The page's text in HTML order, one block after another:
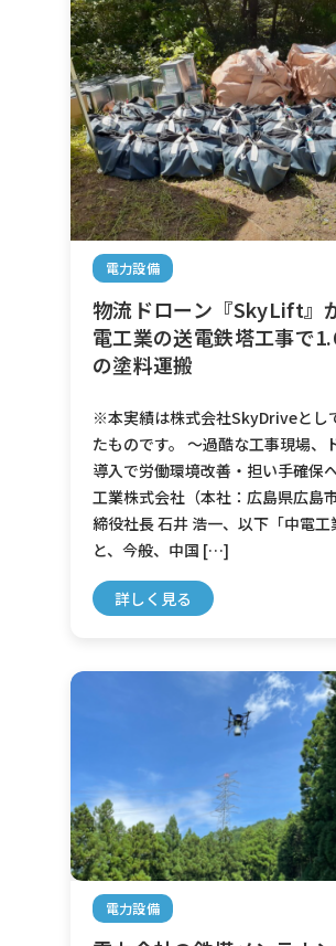
電力設備
物流ドローン『SkyLift』
電工業の送電鉄塔工事で
の塗料運搬
※本実績は株式会社SkyDriveとし
たものです。 ～過酷な工事現場、
導入で労働環境改善・担い手確保
工業株式会社（本社：広島県広島
締役社長 石井 浩一、以下「中電工
と、今般、中国 […]
詳しく見る
電力設備